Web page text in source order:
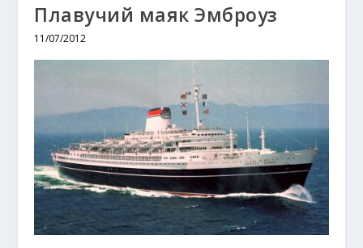
Плавучий маяк Эмброуз
11/07/2012